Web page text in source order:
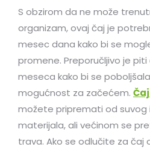
S obzirom da ne može
organizam, ovaj čaj je
mesec dana kako bi se
promene. Preporučljivo je
meseca kako bi se
mogućnost za začećem.
možete pripremati od suvog
materijala, ali većinom se
trava. Ako se odlučite za čaj